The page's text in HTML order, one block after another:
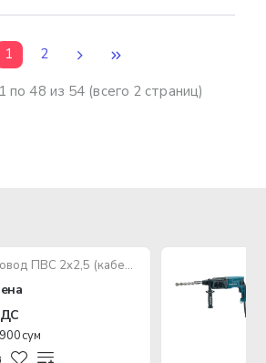
1 2
по 48 из 54 (всего 2 страниц)
Провод ПВС 2х2,5 (кабель медный многожильный)
сум